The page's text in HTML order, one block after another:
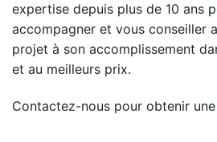
expertise depuis plus de 10 ans
accompagner et vous conseiller
projet à son accomplissement
et au meilleurs prix.
Contactez-nous pour obtenir